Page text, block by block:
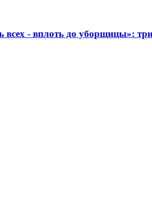
всех - вплоть до уборщицы»: